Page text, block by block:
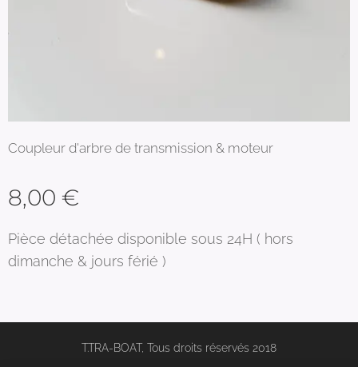
Coupleur d'arbre de transmission & moteur
8,00 €
Pièce détachée disponible sous 24H ( hors
dimanche & jours férié )
T.TRA-BOAT, Tous droits réservés 2018